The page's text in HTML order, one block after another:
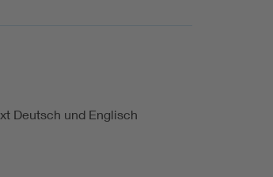
Deutsch und Englisch